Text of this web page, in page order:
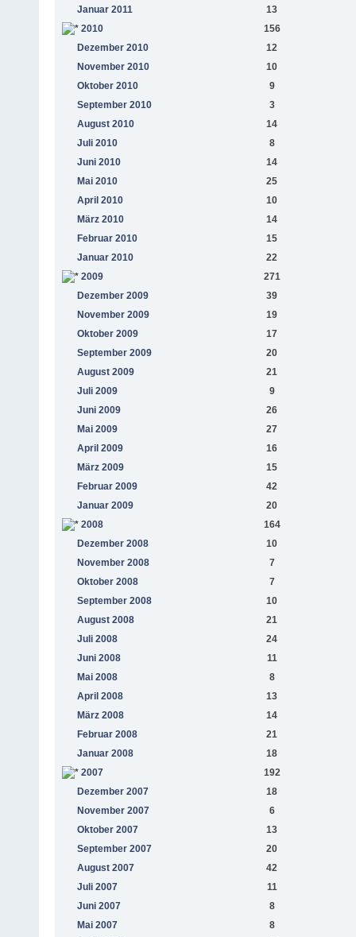
Januar 2011
13
2010
156
Dezember 2010
12
November 2010
10
Oktober 2010
9
September 2010
3
August 2010
14
Juli 2010
8
Juni 2010
14
Mai 2010
25
April 2010
10
März 2010
14
Februar 2010
15
Januar 2010
22
2009
271
Dezember 2009
39
November 2009
19
Oktober 2009
17
September 2009
20
August 2009
21
Juli 2009
9
Juni 2009
26
Mai 2009
27
April 2009
16
März 2009
15
Februar 2009
42
Januar 2009
20
2008
164
Dezember 2008
10
November 2008
7
Oktober 2008
7
September 2008
10
August 2008
21
Juli 2008
24
Juni 2008
11
Mai 2008
8
April 2008
13
März 2008
14
Februar 2008
21
Januar 2008
18
2007
192
Dezember 2007
18
November 2007
6
Oktober 2007
13
September 2007
20
August 2007
42
Juli 2007
11
Juni 2007
8
Mai 2007
8